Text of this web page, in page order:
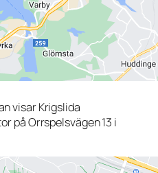
visar Krigslida
på Orrspelsvägen 13 i